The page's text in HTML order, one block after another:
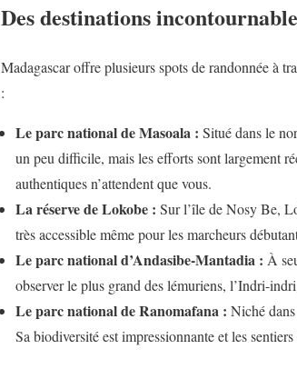
Des destinations
Madagascar offre plusieurs spots de randonnée à
:
Le parc national de Masoala : Situé dans le
un peu difficile, mais les efforts sont largement
authentiques n’attendent que vous.
La réserve de Lokobe : Sur l’île de Nosy Be,
très accessible même pour les marcheurs
Le parc national d’Andasibe-Mantadia : À
observer le plus grand des lémuriens, l’Indri-
Le parc national de Ranomafana : Niché
Sa biodiversité est impressionnante et les